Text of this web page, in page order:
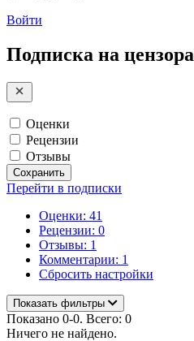
Войти
Подписка на цензора
Оценки
Рецензии
Отзывы
Сохранить
Перейти в подписки
Оценки: 41
Рецензии: 0
Отзывы: 1
Комментарии: 1
Сбросить настройки
Показать фильтры
Показано 0-0. Всего: 0
Ничего не найдено.